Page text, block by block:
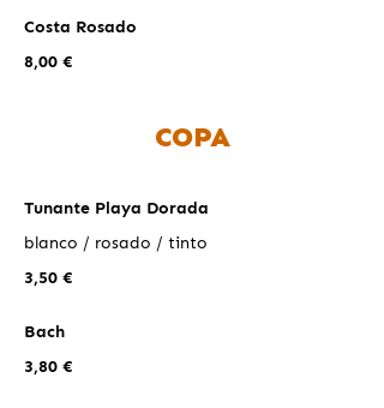
Costa Rosado
8,00 €
COPA
Tunante Playa Dorada
blanco / rosado / tinto
3,50 €
Bach
3,80 €